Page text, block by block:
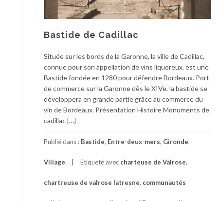
Bastide de Cadillac
Située sur les bords de la Garonne, la ville de Cadillac,
connue pour son appellation de vins liquoreux, est une
Bastide fondée en 1280 pour défendre Bordeaux. Port
de commerce sur la Garonne dès le XIVe, la bastide se
développera en grande partie grâce au commerce du
vin de Bordeaux. Présentation Histoire Monuments de
cadillac […]
Publié dans : Bastide, Entre-deux-mers, Gironde,
Village Étiqueté avec charteuse de Valrose,
chartreuse de valrose latresne, communautés